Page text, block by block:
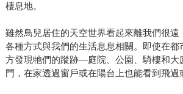
棲息地。
雖然鳥兒居住的天空世界看起來離我們很遠
各種方式與我們的生活息息相關。即使在都
方發現牠們的蹤跡—庭院、公園、騎樓和大
門，在家透過窗戶或在陽台上也能看到飛過